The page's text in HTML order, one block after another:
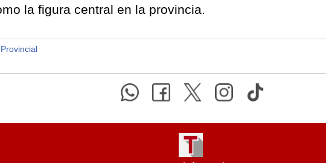
la figura central en la provincia.